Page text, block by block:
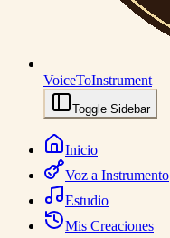
VoiceToInstrument
Toggle Sidebar
Inicio
Voz a Instrumento
Estudio
Mis Creaciones